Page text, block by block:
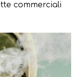
commerciali